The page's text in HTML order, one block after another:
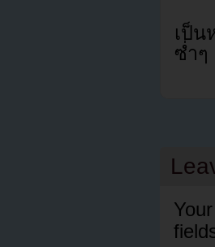
เป็น
ซํ่าๆ